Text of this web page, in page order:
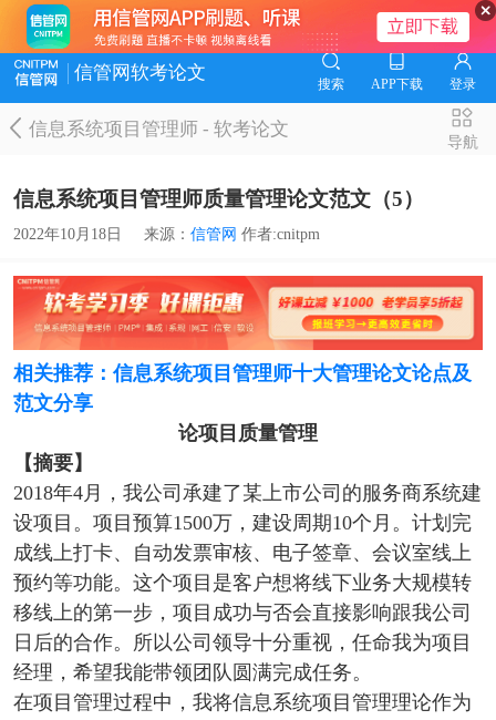
信管网软考论文
搜索 APP下载 登录
信息系统项目管理师-软考论文
导航
信息系统项目管理师质量管理论文范文（5）
2022年10月18日 来源： 信管网 作者:cnitpm
相关推荐：信息系统项目管理师十大管理论文论点及
范文分享
论项目质量管理
【摘要】
2018年4月，我公司承建了某上市公司的服务商系统建
设项目。项目预算1500万，建设周期10个月。计划完
成线上打卡、自动发票审核、电子签章、会议室线上
预约等功能。这个项目是客户想将线下业务大规模转
移线上的第一步，项目成功与否会直接影响跟我公司
日后的合作。所以公司领导十分重视，任命我为项目
经理，希望我能带领团队圆满完成任务。
在项目管理过程中，我将信息系统项目管理理论作为